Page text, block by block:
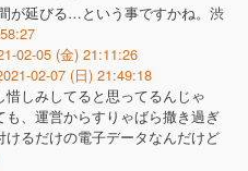
が延びる…という事ですかね。渋
02-05 (金) 21:11:26
02-07 (日) 21:49:18
しみしてると思ってるんじゃ
、運営からすりゃばら撒き過ぎ
るだけの電子データなんだけど